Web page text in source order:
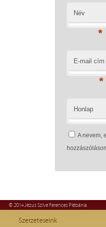
Név
*
E-mail cím
*
Honlap
A nevem,
© 2014 Jézus Szíve Ferences Plébánia
Szerzeteseink